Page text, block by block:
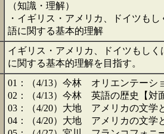
（知識・理解）
・イギリス・アメリカ、ドイツも
語に関する基本的理解
イギリス・アメリカ、ドイツもし
に関する基本的理解を目指す。
01：（4/13）今林 オリエンテーシ
02：（4/13）今林 英語の歴史【対
03：（4/20）大地 アメリカの文学
04：（4/20）大地 アメリカの文学